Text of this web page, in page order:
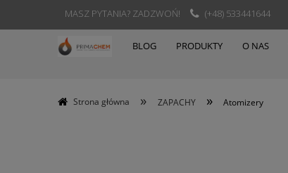
MASZ PYTANIA? ZADZWOŃ! (+48) 533441644
BLOG PRODUKTY O NAS
Strona główna » ZAPACHY » Atomizery